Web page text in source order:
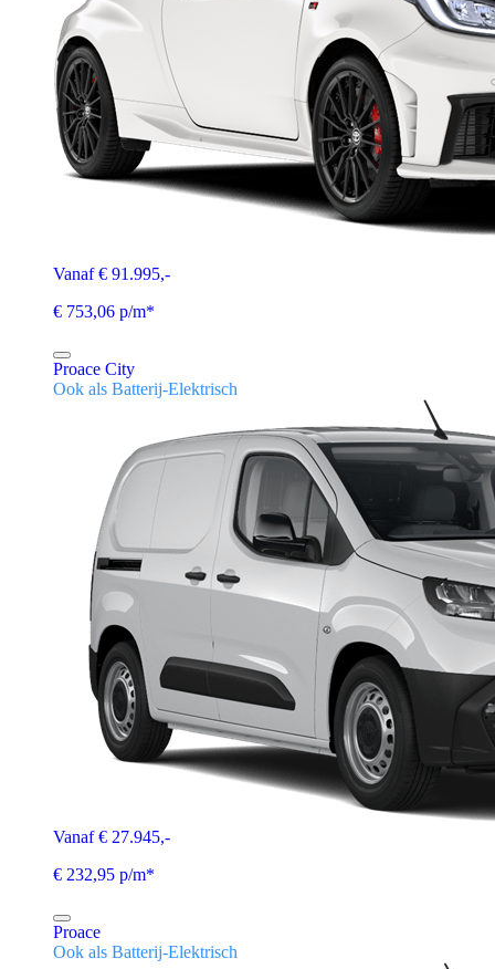
Vanaf € 91.995,-
€ 753,06 p/m*
Proace City
Ook als Batterij-Elektrisch
Vanaf € 27.945,-
€ 232,95 p/m*
Proace
Ook als Batterij-Elektrisch